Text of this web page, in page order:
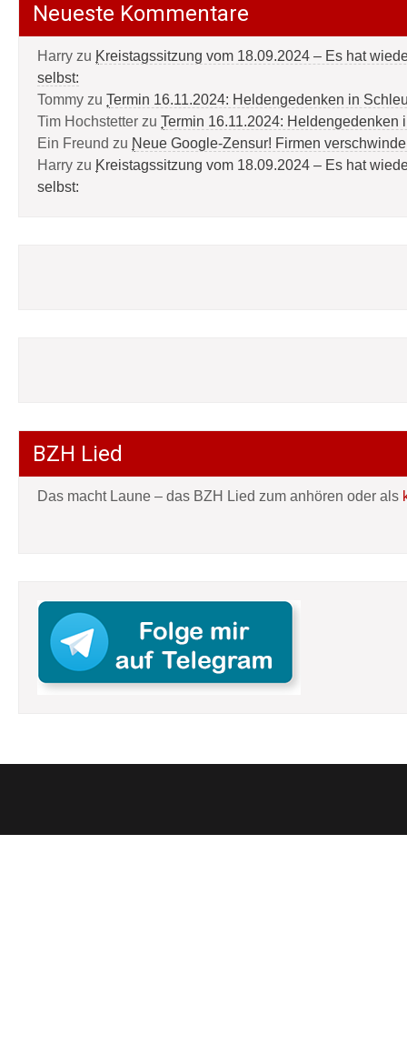
Neueste Kommentare
Harry zu Kreistagssitzung vom 18.09.2024 – Es hat
selbst:
Tommy zu Termin 16.11.2024: Heldengedenken in
Tim Hochstetter zu Termin 16.11.2024: Heldengedenken
Ein Freund zu Neue Google-Zensur! Firmen
Harry zu Kreistagssitzung vom 18.09.2024 – Es hat
selbst:
BZH Lied
Das macht Laune – das BZH Lied zum anhören oder als